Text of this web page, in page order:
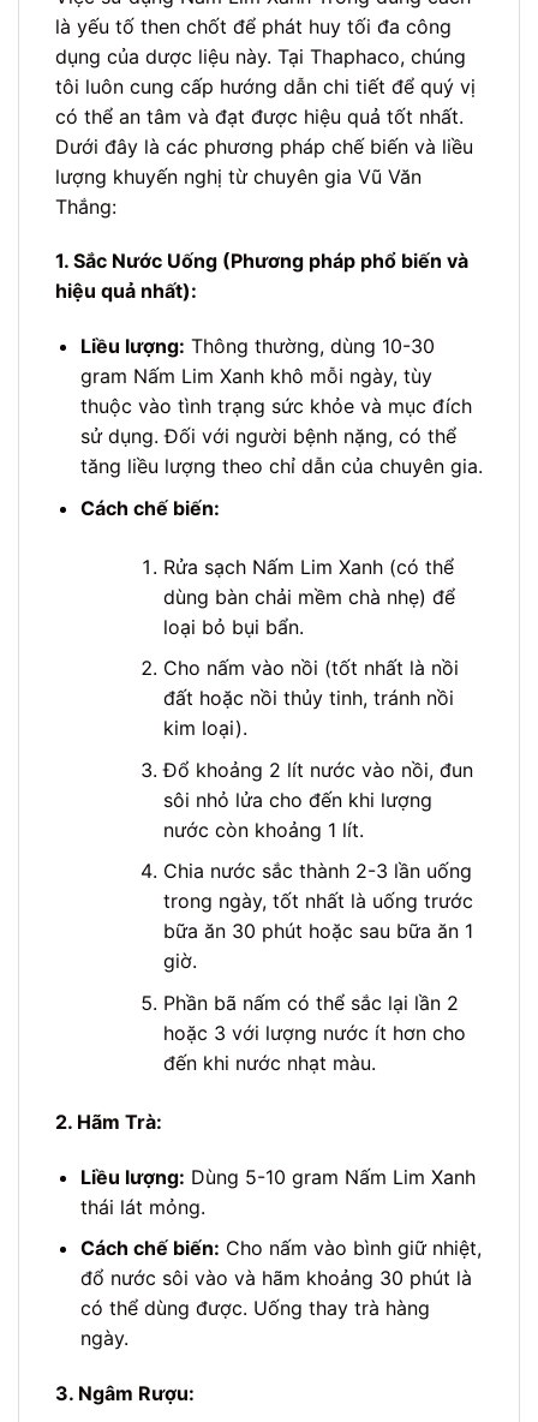
là yếu tố then chốt để phát huy tối đa công
dụng của dược liệu này. Tại Thaphaco, chúng
tôi luôn cung cấp hướng dẫn chi tiết để quý vị
có thể an tâm và đạt được hiệu quả tốt nhất.
Dưới đây là các phương pháp chế biến và liều
lượng khuyến nghị từ chuyên gia Vũ Văn
Thắng:
1. Sắc Nước Uống (Phương pháp phổ biến và
hiệu quả nhất):
Liều lượng: Thông thường, dùng 10-30
gram Nấm Lim Xanh khô mỗi ngày, tùy
thuộc vào tình trạng sức khỏe và mục đích
sử dụng. Đối với người bệnh nặng, có thể
tăng liều lượng theo chỉ dẫn của chuyên gia.
Cách chế biến:
Rửa sạch Nấm Lim Xanh (có thể
dùng bàn chải mềm chà nhẹ) để
loại bỏ bụi bẩn.
Cho nấm vào nồi (tốt nhất là nồi
đất hoặc nồi thủy tinh, tránh nồi
kim loại).
Đổ khoảng 2 lít nước vào nồi, đun
sôi nhỏ lửa cho đến khi lượng
nước còn khoảng 1 lít.
Chia nước sắc thành 2-3 lần uống
trong ngày, tốt nhất là uống trước
bữa ăn 30 phút hoặc sau bữa ăn 1
giờ.
Phần bã nấm có thể sắc lại lần 2
hoặc 3 với lượng nước ít hơn cho
đến khi nước nhạt màu.
2. Hãm Trà:
Liều lượng: Dùng 5-10 gram Nấm Lim Xanh
thái lát mỏng.
Cách chế biến: Cho nấm vào bình giữ nhiệt,
đổ nước sôi vào và hãm khoảng 30 phút là
có thể dùng được. Uống thay trà hàng
ngày.
3. Ngâm Rượu: